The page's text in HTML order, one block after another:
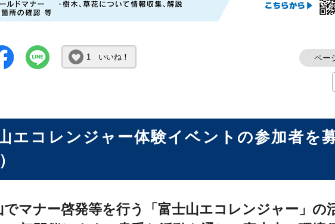
1 いいね！ ペー
エコレンジャー体験イベントの参加者を
でマナー啓発等を行う「富士山エコレンジャー」の